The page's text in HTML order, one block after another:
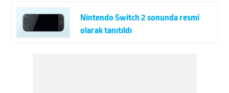
Nintendo Switch 2 sonunda resmi
olarak tanıtıldı